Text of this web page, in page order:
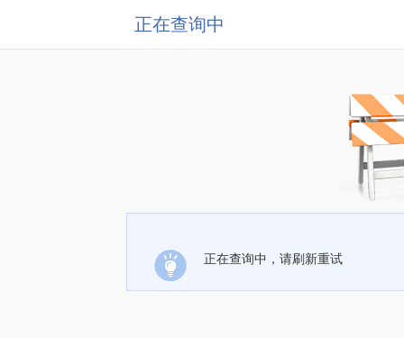
正在查询中
正在查询中，请刷新重试